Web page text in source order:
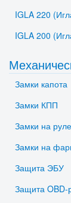
IGLA 220
IGLA 200
Замки капота
Замки КПП
Замки на
Замки на
Защита ЭБУ
Защита OBD-